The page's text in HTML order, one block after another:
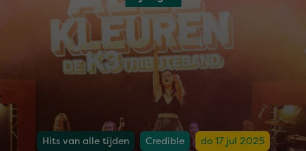
Hits van alle tijden Credible do 17 jul 2025